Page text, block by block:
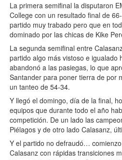
La primera semifinal la disputaron
College con un resultado final de
partido muy trabado pero que en
dominado por las chicas de Kike
La segunda semifinal entre
partido algo más vistoso e igualado
abandonó a las pasiegas, lo que
Santander para poner tierra de por
un tanteo de 54-34.
Y llegó el domingo, día de la final,
equipos que durante todo el año
competición. De un lado las
Piélagos y de otro lado Calasanz,
Y el partido no defraudó…
Calasanz con rápidas transiciones